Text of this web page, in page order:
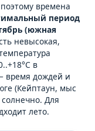
времена
период
(южная
невысокая,
в
время дождей и
(Кейптаун, мыс
Для
лето.